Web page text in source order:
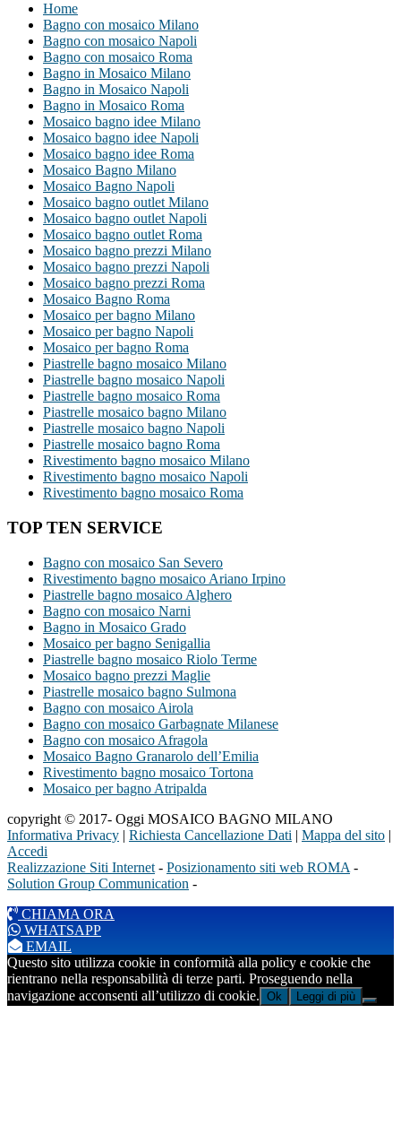
Home
Bagno con mosaico Milano
Bagno con mosaico Napoli
Bagno con mosaico Roma
Bagno in Mosaico Milano
Bagno in Mosaico Napoli
Bagno in Mosaico Roma
Mosaico bagno idee Milano
Mosaico bagno idee Napoli
Mosaico bagno idee Roma
Mosaico Bagno Milano
Mosaico Bagno Napoli
Mosaico bagno outlet Milano
Mosaico bagno outlet Napoli
Mosaico bagno outlet Roma
Mosaico bagno prezzi Milano
Mosaico bagno prezzi Napoli
Mosaico bagno prezzi Roma
Mosaico Bagno Roma
Mosaico per bagno Milano
Mosaico per bagno Napoli
Mosaico per bagno Roma
Piastrelle bagno mosaico Milano
Piastrelle bagno mosaico Napoli
Piastrelle bagno mosaico Roma
Piastrelle mosaico bagno Milano
Piastrelle mosaico bagno Napoli
Piastrelle mosaico bagno Roma
Rivestimento bagno mosaico Milano
Rivestimento bagno mosaico Napoli
Rivestimento bagno mosaico Roma
TOP TEN SERVICE
Bagno con mosaico San Severo
Rivestimento bagno mosaico Ariano Irpino
Piastrelle bagno mosaico Alghero
Bagno con mosaico Narni
Bagno in Mosaico Grado
Mosaico per bagno Senigallia
Piastrelle bagno mosaico Riolo Terme
Mosaico bagno prezzi Maglie
Piastrelle mosaico bagno Sulmona
Bagno con mosaico Airola
Bagno con mosaico Garbagnate Milanese
Bagno con mosaico Afragola
Mosaico Bagno Granarolo dell’Emilia
Rivestimento bagno mosaico Tortona
Mosaico per bagno Atripalda
copyright © 2017- Oggi MOSAICO BAGNO MILANO
Informativa Privacy | Richiesta Cancellazione Dati | Mappa del sito |
Accedi
Realizzazione Siti Internet - Posizionamento siti web ROMA -
Solution Group Communication -
CHIAMA ORA
WHATSAPP
EMAIL
Questo sito utilizza cookie in conformità alla policy e cookie che
rientrano nella responsabilità di terze parti. Proseguendo nella
navigazione acconsenti all’utilizzo di cookie. Ok Leggi di più